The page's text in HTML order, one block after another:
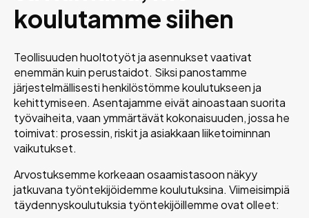
koulutamme siihen
Teollisuuden huoltotyöt ja asennukset vaativat
enemmän kuin perustaidot. Siksi panostamme
järjestelmällisesti henkilöstömme koulutukseen ja
kehittymiseen. Asentajamme eivät ainoastaan suorita
työvaiheita, vaan ymmärtävät kokonaisuuden, jossa he
toimivat: prosessin, riskit ja asiakkaan liiketoiminnan
vaikutukset.
Arvostuksemme korkeaan osaamistasoon näkyy
jatkuvana työntekijöidemme koulutuksina. Viimeisimpiä
täydennyskoulutuksia työntekijöillemme ovat olleet: